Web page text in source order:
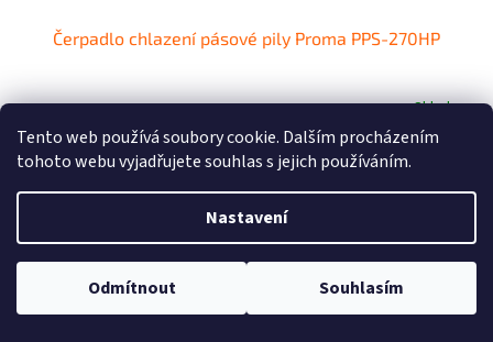
Tento web používá soubory cookie. Dalším procházením
tohoto webu vyjadřujete souhlas s jejich používáním.
Nastavení
Odmítnout Souhlasím
Čerpadlo chlazení pásové pily Proma PPS-270HP
Skladem
1 975 Kč bez DPH
2 390 Kč / ks
Do košíku
Čerpadlo chlazení pásové pily Proma PPS-270HP
Kód:209000090084